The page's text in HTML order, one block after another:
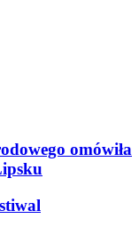
omówiła